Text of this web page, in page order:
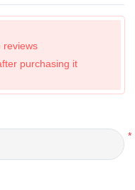
reviews
purchasing it
*